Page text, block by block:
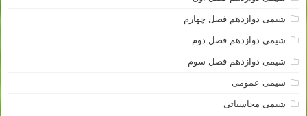
شیمی دوازدهم فصل چهارم
شیمی دوازدهم فصل دوم
شیمی دوازدهم فصل سوم
شیمی عمومی
شیمی محاسباتی